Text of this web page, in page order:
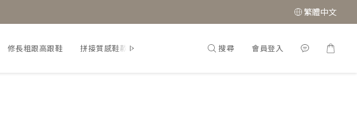
繁體中文
修長粗跟高跟鞋 拼接質感鞋款 搜尋 會員登入